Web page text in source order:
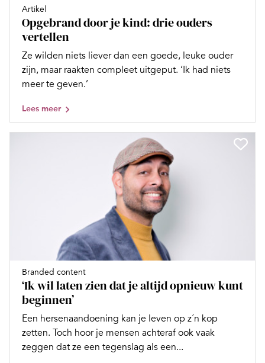
Artikel
Opgebrand door je kind: drie ouders
vertellen
Ze wilden niets liever dan een goede, leuke ouder
zijn, maar raakten compleet uitgeput. ‘Ik had niets
meer te geven.’
Lees meer
Branded content
‘Ik wil laten zien dat je altijd opnieuw kunt
beginnen’
Een hersenaandoening kan je leven op z´n kop
zetten. Toch hoor je mensen achteraf ook vaak
zeggen dat ze een tegenslag als een...